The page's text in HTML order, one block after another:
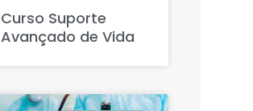
Curso Suporte
Avançado de Vida